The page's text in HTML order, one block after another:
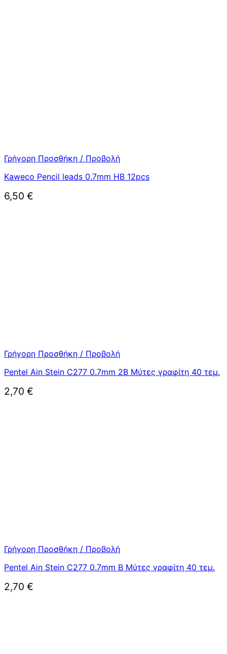
Γρήγορη Προσθήκη / Προβολή
Kaweco Pencil leads 0.7mm HB 12pcs
6,50 €
Γρήγορη Προσθήκη / Προβολή
Pentel Ain Stein C277 0.7mm 2B Μύτες γραφίτη 40 τεμ.
2,70 €
Γρήγορη Προσθήκη / Προβολή
Pentel Ain Stein C277 0.7mm B Μύτες γραφίτη 40 τεμ.
2,70 €